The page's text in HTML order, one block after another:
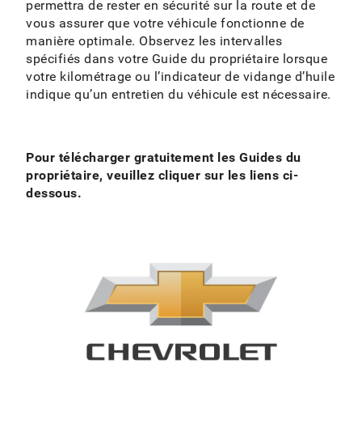
permettra de rester en sécurité sur la route et de
vous assurer que votre véhicule fonctionne de
manière optimale. Observez les intervalles
spécifiés dans votre Guide du propriétaire lorsque
votre kilométrage ou l’indicateur de vidange d’huile
indique qu’un entretien du véhicule est nécessaire.
Pour télécharger gratuitement les Guides du
propriétaire, veuillez cliquer sur les liens ci-
dessous.